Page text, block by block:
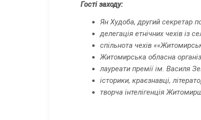
Гості заходу:
Ян Худоба, другий секретар
делегація етнічних чехів із
спільнота чехів
Житомирська обласна
лауреати премії ім. Василя
історики, краєзнавці,
творча інтелігенція